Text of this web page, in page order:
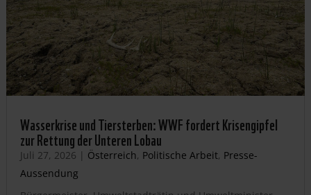
Wasserkrise und Tiersterben: WWF fordert Krisengipfel
zur Rettung der Unteren Lobau
Juli 27, 2026 | Österreich, Politische Arbeit, Presse-
Aussendung